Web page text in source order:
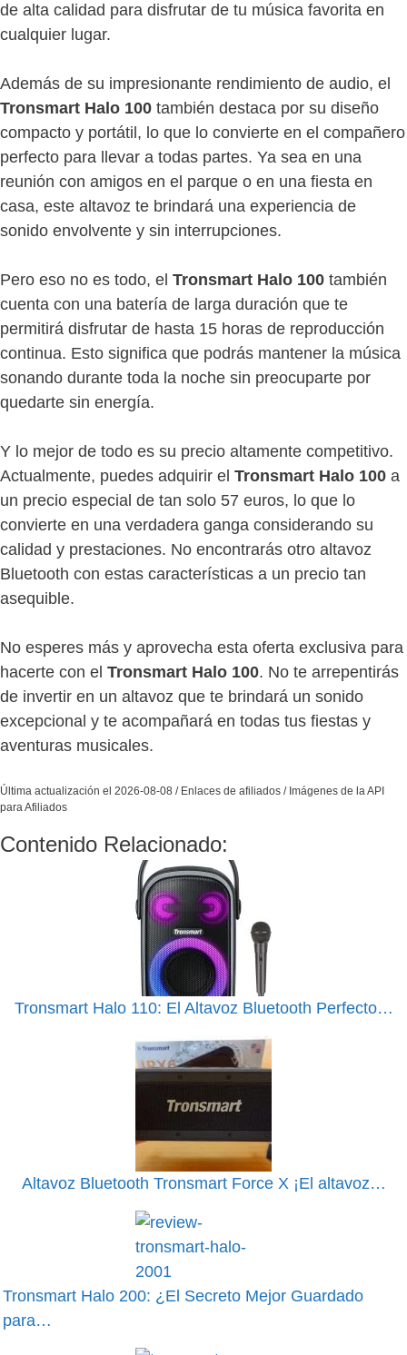
de alta calidad para disfrutar de tu música favorita en
cualquier lugar.
Además de su impresionante rendimiento de audio, el
Tronsmart Halo 100 también destaca por su diseño
compacto y portátil, lo que lo convierte en el compañero
perfecto para llevar a todas partes. Ya sea en una
reunión con amigos en el parque o en una fiesta en
casa, este altavoz te brindará una experiencia de
sonido envolvente y sin interrupciones.
Pero eso no es todo, el Tronsmart Halo 100 también
cuenta con una batería de larga duración que te
permitirá disfrutar de hasta 15 horas de reproducción
continua. Esto significa que podrás mantener la música
sonando durante toda la noche sin preocuparte por
quedarte sin energía.
Y lo mejor de todo es su precio altamente competitivo.
Actualmente, puedes adquirir el Tronsmart Halo 100 a
un precio especial de tan solo 57 euros, lo que lo
convierte en una verdadera ganga considerando su
calidad y prestaciones. No encontrarás otro altavoz
Bluetooth con estas características a un precio tan
asequible.
No esperes más y aprovecha esta oferta exclusiva para
hacerte con el Tronsmart Halo 100. No te arrepentirás
de invertir en un altavoz que te brindará un sonido
excepcional y te acompañará en todas tus fiestas y
aventuras musicales.
Última actualización el 2026-08-08 / Enlaces de afiliados / Imágenes de la API
para Afiliados
Contenido Relacionado:
Tronsmart Halo 110: El Altavoz Bluetooth Perfecto…
Altavoz Bluetooth Tronsmart Force X ¡El altavoz…
Tronsmart Halo 200: ¿El Secreto Mejor Guardado
para…